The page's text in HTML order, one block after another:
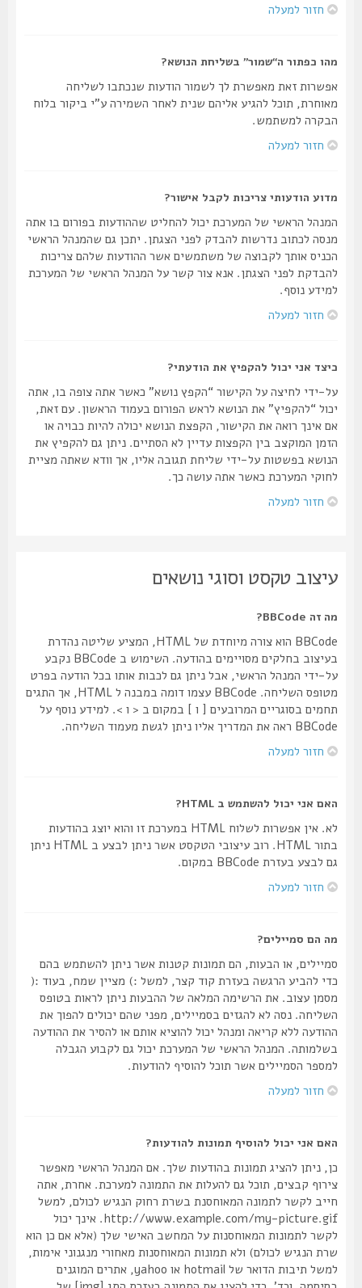
חזור למעלה
מהו כפתור ה“שמור” בשליחת הנושא?
אפשרות זאת מאפשרת לך לשמור הודעות שנכתבו לשליחה
מאוחרת, תוכל להגיע אליהם שנית לאחר השמירה ע"י ביקור בלוח
הבקרה למשתמש.
חזור למעלה
מדוע הודעותי צריכות לקבל אישור?
המנהל הראשי של המערכת יכול להחליט שההודעות בפורום בו אתה
מנסה לכתוב נדרשות להבדק לפני הצגתן. יתכן גם שהמנהל הראשי
הכניס אותך לקבוצה של משתמשים אשר ההודעות שלהם צריכות
להבדקת לפני הצגתן. אנא צור קשר על המנהל הראשי של המערכת
למידע נוסף.
חזור למעלה
כיצד אני יכול להקפיץ את הודעתי?
על-ידי לחיצה על הקישור “הקפץ נושא” כאשר אתה צופה בו, אתה
יכול “להקפיץ” את הנושא לראש הפורום בעמוד הראשון. עם זאת,
אם אינך רואה את הקישור, הקפצת הנושא יכולה להיות כבויה או
הזמן המוקצב בין הקפצות עדיין לא הסתיים. ניתן גם להקפיץ את
הנושא בפשטות על-ידי שליחת תגובה אליו, אך וודא שאתה מציית
לחוקי המערכת כאשר אתה עושה כך.
חזור למעלה
עיצוב טקסט וסוגי נושאים
מה זה BBCode?
BBCode הוא צורה מיוחדת של HTML, המציע שליטה נהדרת
בעיצוב בחלקים מסויימים בהודעה. השימוש ב BBCode נקבע
על-ידי המנהל הראשי, אבל ניתן גם לכבות אותו בכל הודעה בפרט
מטופס השליחה. BBCode עצמו דומה במבנה ל HTML, אך התגים
תחמים בסוגריים המרובעים [ ו ] במקום ב < ו >. למידע נוסף על
BBCode ראה את המדריך אליו ניתן לגשת מעמוד השליחה.
חזור למעלה
האם אני יכול להשתמש ב HTML?
לא. אין אפשרות לשלוח HTML במערכת זו והוא יוצג בהודעות
בתור HTML. רוב עיצובי הטקסט אשר ניתן לבצע ב HTML ניתן
גם לבצע בעזרת BBCode במקום.
חזור למעלה
מה הם סמיילים?
סמיילים, או הבעות, הם תמונות קטנות אשר ניתן להשתמש בהם
כדי להביע הרגשה בעזרת קוד קצר, למשל :) מציין שמח, בעוד :(
מסמן עצוב. את הרשימה המלאה של ההבעות ניתן לראות בטופס
השליחה. נסה לא להגזים בסמיילים, מפני שהם יכולים להפוך את
ההודעה ללא קריאה ומנהל יכול להוציא אותם או להסיר את ההודעה
בשלמותה. המנהל הראשי של המערכת יכול גם לקבוע הגבלה
למספר הסמיילים אשר תוכל להוסיף להודעות.
חזור למעלה
האם אני יכול להוסיף תמונות להודעות?
כן, ניתן להציג תמונות בהודעות שלך. אם המנהל הראשי מאפשר
צירוף קבצים, תוכל גם להעלות את התמונה למערכת. אחרת, אתה
חייב לקשר לתמונה המאוחסנת בשרת רחוק הנגיש לכולם, למשל
http://www.example.com/my-picture.gif. אינך יכול
לקשר לתמונות המאוחסנות על המחשב האישי שלך (אלא אם כן הוא
שרת הנגיש לכולם) ולא תמונות המאוחסנות מאחורי מנגנוני אימות,
למשל תיבות הדואר של hotmail או yahoo, אתרים המוגנים